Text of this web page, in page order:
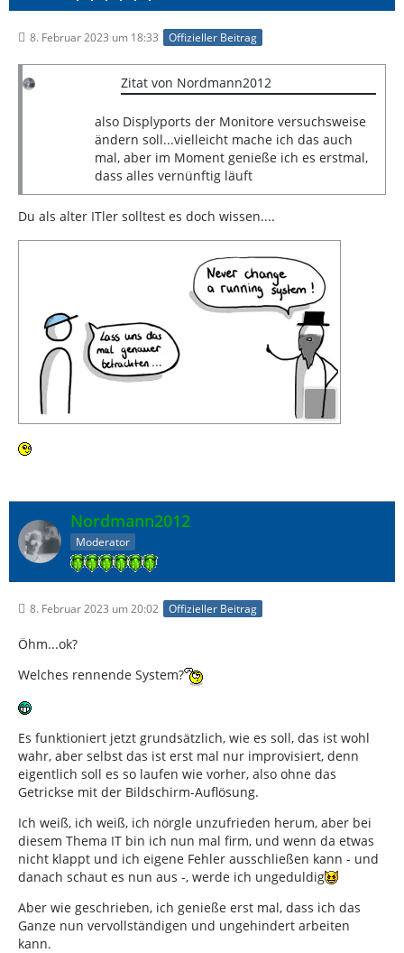
8. Februar 2023 um 18:33 Offizieller Beitrag
Zitat von Nordmann2012
also Displyports der Monitore versuchsweise
ändern soll...vielleicht mache ich das auch
mal, aber im Moment genieße ich es erstmal,
dass alles vernünftig läuft
Du als alter ITler solltest es doch wissen....
Nordmann2012
Moderator
8. Februar 2023 um 20:02 Offizieller Beitrag
Öhm...ok?
Welches rennende System?
Es funktioniert jetzt grundsätzlich, wie es soll, das ist wohl
wahr, aber selbst das ist erst mal nur improvisiert, denn
eigentlich soll es so laufen wie vorher, also ohne das
Getrickse mit der Bildschirm-Auflösung.
Ich weiß, ich weiß, ich nörgle unzufrieden herum, aber bei
diesem Thema IT bin ich nun mal firm, und wenn da etwas
nicht klappt und ich eigene Fehler ausschließen kann - und
danach schaut es nun aus -, werde ich ungeduldig
Aber wie geschrieben, ich genieße erst mal, dass ich das
Ganze nun vervollständigen und ungehindert arbeiten
kann.